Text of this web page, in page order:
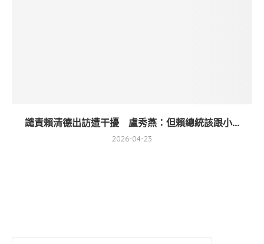
譴責賴清德出訪遭干擾 盧秀燕：但賴總統該跟小...
2026-04-23